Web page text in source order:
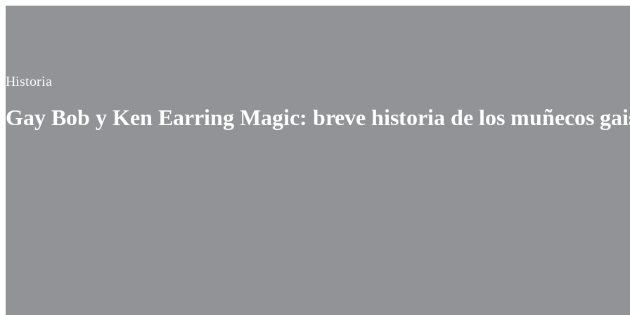
Historia
Gay Bob y Ken Earring Magic: breve historia de los muñecos